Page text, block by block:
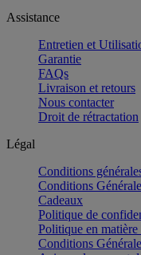
Assistance
Entretien et
Garantie
FAQs
Livraison et retours
Nous contacter
Droit de rétractation
Légal
Conditions
Conditions
Cadeaux
Politique de
Politique en matière
Conditions